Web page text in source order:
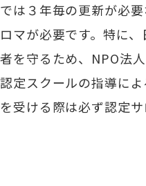
では３年毎の更新が必
ロマが必要です。特に、
者を守るため、NPO法
認定スクールの指導に
を受ける際は必ず認定